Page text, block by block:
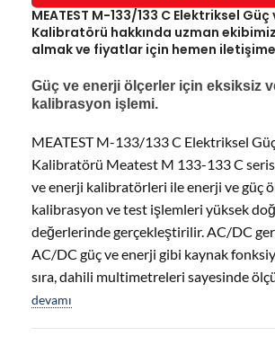
MEATEST M-133/133 C Elektriksel Güç
Kalibratörü hakkında uzman
almak ve fiyatlar için hemen
Güç ve enerji ölçerler için eksiksiz
kalibrasyon işlemi.
MEATEST M-133/133 C Elektriksel
Kalibratörü Meatest M 133-133 C
ve enerji kalibratörleri ile enerji ve güç
kalibrasyon ve test işlemleri yüksek
değerlerinde gerçekleştirilir. AC/DC
AC/DC güç ve enerji gibi kaynak
sıra, dahili multimetreleri sayesinde
devamı